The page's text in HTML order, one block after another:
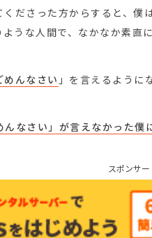
ださった方からすると、
ような人間で、なかなか素直
めんなさい 」を言えるように
んなさい」が言えなかった僕
スポンサ